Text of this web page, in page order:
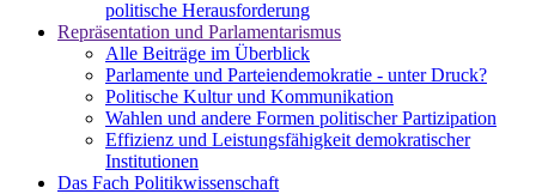
politische Herausforderung
Repräsentation und Parlamentarismus
Alle Beiträge im Überblick
Parlamente und Parteiendemokratie - unter Druck?
Politische Kultur und Kommunikation
Wahlen und andere Formen politischer Partizipation
Effizienz und Leistungsfähigkeit demokratischer
Institutionen
Das Fach Politikwissenschaft